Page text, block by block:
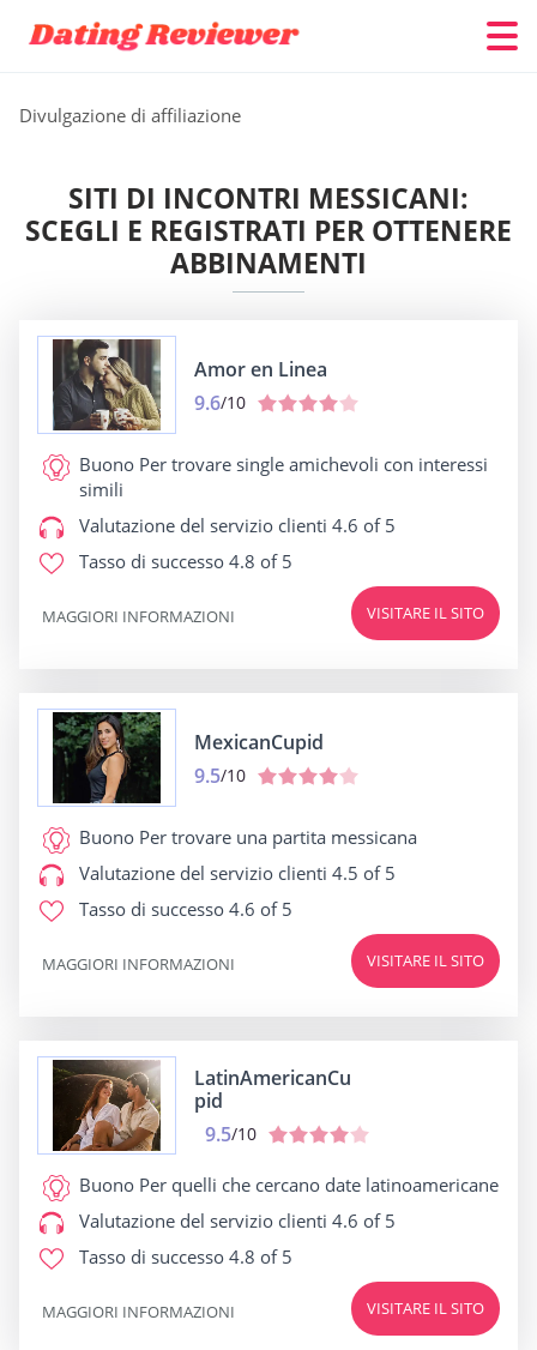
Divulgazione di affiliazione
SITI DI INCONTRI MESSICANI:
SCEGLI E REGISTRATI PER OTTENERE
ABBINAMENTI
Amor en Linea
9.6/10
Buono Per trovare single amichevoli con interessi
simili
Valutazione del servizio clienti 4.6 of 5
Tasso di successo 4.8 of 5
VISITARE IL SITO
MAGGIORI INFORMAZIONI
MexicanCupid
9.5/10
Buono Per trovare una partita messicana
Valutazione del servizio clienti 4.5 of 5
Tasso di successo 4.6 of 5
VISITARE IL SITO
MAGGIORI INFORMAZIONI
LatinAmericanCu
pid
9.5/10
Buono Per quelli che cercano date latinoamericane
Valutazione del servizio clienti 4.6 of 5
Tasso di successo 4.8 of 5
VISITARE IL SITO
MAGGIORI INFORMAZIONI